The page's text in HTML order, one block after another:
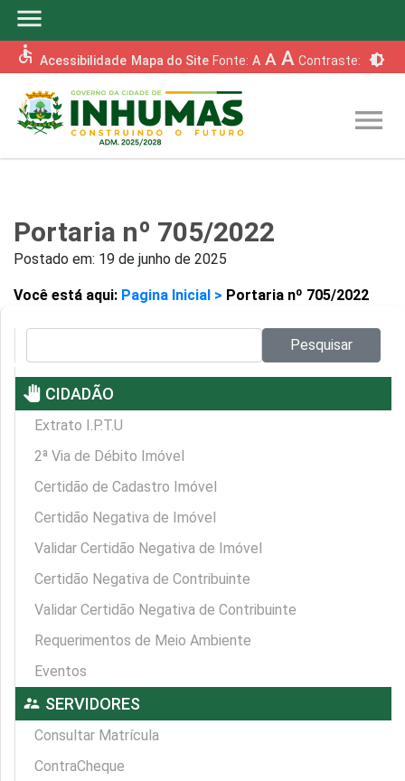
menu
accessible Acessibilidade Mapa do Site Fonte: A A A Contraste: brightness_6
menu
Portaria nº 705/2022
Postado em: 19 de junho de 2025
Você está aqui: Pagina Inicial > Portaria nº 705/2022
Pesquisar
pan_tool CIDADÃO
Extrato I.P.T.U
2ª Via de Débito Imóvel
Certidão de Cadastro Imóvel
Certidão Negativa de Imóvel
Validar Certidão Negativa de Imóvel
Certidão Negativa de Contribuinte
Validar Certidão Negativa de Contribuinte
Requerimentos de Meio Ambiente
Eventos
supervisor_account SERVIDORES
Consultar Matrícula
ContraCheque